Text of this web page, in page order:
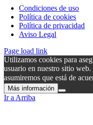
Condiciones de uso
Política de cookies
Política de privacidad
Aviso Legal
Page load link
Utilizamos cookies para
usuario en nuestro sitio
asumiremos que está de
Más información
Ir a Arriba